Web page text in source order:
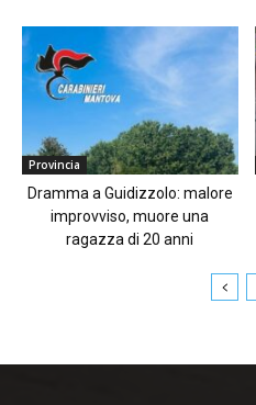
Provincia
Dramma a Guidizzolo: malore
improvviso, muore una
ragazza di 20 anni